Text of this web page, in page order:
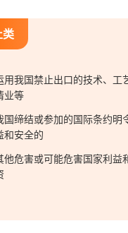
类
用我国禁止出口的技术、工
业等
国缔结或参加的国际条约明
和安全的
他危害或可能危害国家利益